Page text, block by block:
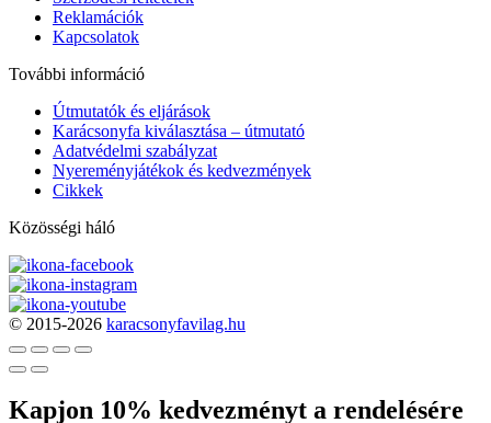
Reklamációk
Kapcsolatok
További információ
Útmutatók és eljárások
Karácsonyfa kiválasztása – útmutató
Adatvédelmi szabályzat
Nyereményjátékok és kedvezmények
Cikkek
Közösségi háló
© 2015-2026 karacsonyfavilag.hu
Kapjon 10% kedvezményt a rendelésére